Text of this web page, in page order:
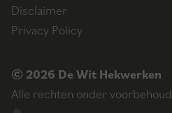
© 2026 De Wit Hekwerken
Alle rechten onder voorbehoud
Disclaimer
Privacy Policy